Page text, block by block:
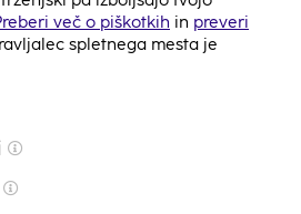
za dva
za dva izšle tudi v
svoj brezplačni izvod že danes
mi pa ti pošljemo izvod še
Pohiti, Zavarovalnica Vita bo
več o piškotkih in preveri
spletnega mesta je